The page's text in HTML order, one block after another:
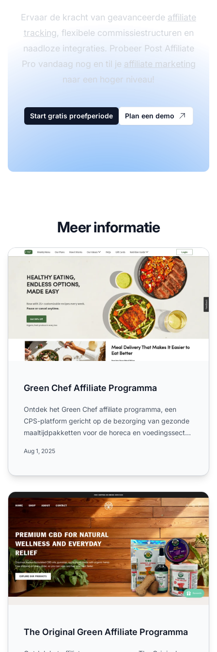
Ervaar de kracht van geavanceerde affiliate
tracking, flexibele commissiestructuren en
naadloze integraties. Probeer Post Affiliate
Pro vandaag nog en til je affiliate marketing
naar een hoger niveau!
Start gratis proefperiode Plan een demo
Meer informatie
Green Chef Affiliate Programma
Green Chef Affiliate Programma
Ontdek het Green Chef affiliate programma, een
CPS-platform gericht op de bezorging van gezonde
maaltijdpakketten voor de horeca en voedingssector.
Aug 1, 2025
The Original Green Affiliate Programma
The Original Green Affiliate Programma